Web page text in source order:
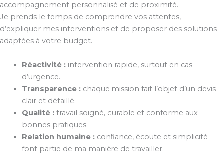
accompagnement personnalisé et de proximité.
Je prends le temps de comprendre vos attentes,
d’expliquer mes interventions et de proposer des solutions
adaptées à votre budget.
Réactivité :intervention rapide, surtout en cas
d’urgence.
Transparence :chaque mission fait l’objet d’un devis
clair et détaillé.
Qualité :travail soigné, durable et conforme aux
bonnes pratiques.
Relation humaine :confiance, écoute et simplicité
font partie de ma manière de travailler.